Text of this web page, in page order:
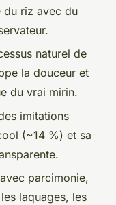
du riz avec du
naturel de
la douceur et
du vrai mirin.
imitations
(~14 %) et sa
parcimonie,
laquages, les